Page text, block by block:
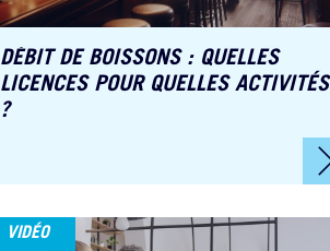
DÉBIT DE BOISSONS : QUELLES
LICENCES POUR QUELLES ACTIVITÉS
?
VIDÉO